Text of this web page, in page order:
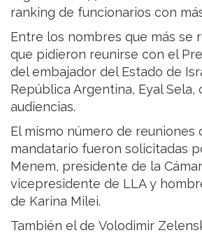
ranking de funcionarios con
Entre los nombres que más se
que pidieron reunirse con el
del embajador del Estado de
República Argentina, Eyal Sela,
audiencias.
El mismo número de reuniones
mandatario fueron solicitadas
Menem, presidente de la
vicepresidente de LLA y
de Karina Milei.
También el de Volodimir